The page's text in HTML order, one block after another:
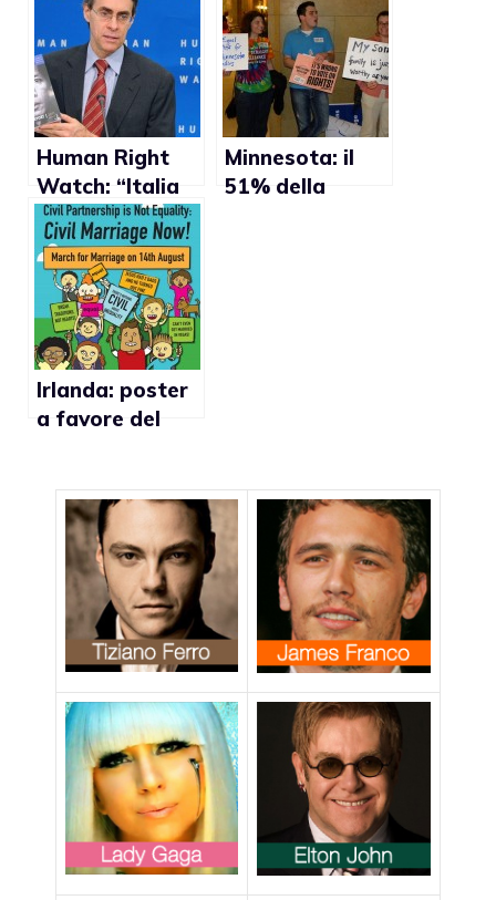
adozioni gay rapporti gay
Human Right
Watch: “Italia
faccia di più per
combattere le
discriminazioni
gay”
Minnesota: il
51% della
Irlanda: poster
a favore del
polemiche